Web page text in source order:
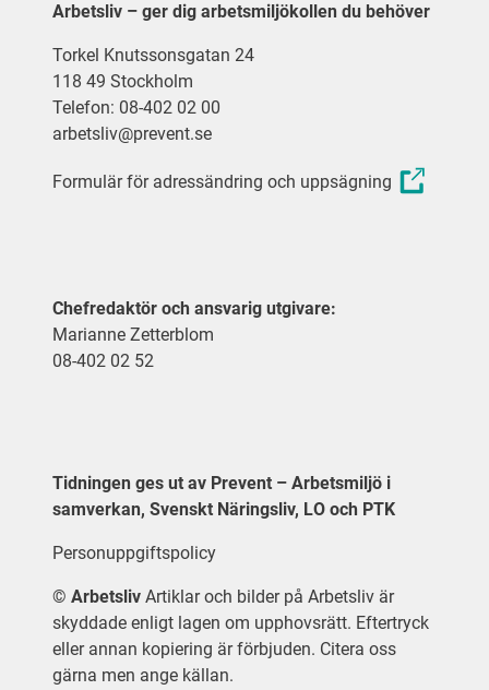
Arbetsliv – ger dig arbetsmiljökollen du behöver
Torkel Knutssonsgatan 24
118 49 Stockholm
Telefon: 08-402 02 00
arbetsliv@prevent.se
Formulär för adressändring och uppsägning
Chefredaktör och ansvarig utgivare:
Marianne Zetterblom
08-402 02 52
Tidningen ges ut av Prevent – Arbetsmiljö i
samverkan, Svenskt Näringsliv, LO och PTK
Personuppgiftspolicy
© Arbetsliv Artiklar och bilder på Arbetsliv är
skyddade enligt lagen om upphovsrätt. Eftertryck
eller annan kopiering är förbjuden. Citera oss
gärna men ange källan.